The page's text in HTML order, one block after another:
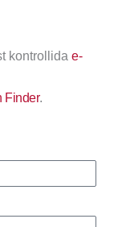
kontrollidae-
Finder.